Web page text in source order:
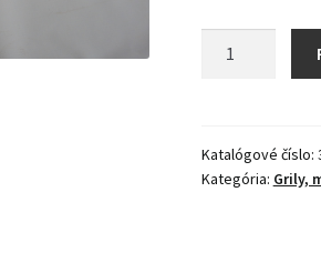
grilovanie
dlhá
Katalógové číslo:
Kategória: Grily,